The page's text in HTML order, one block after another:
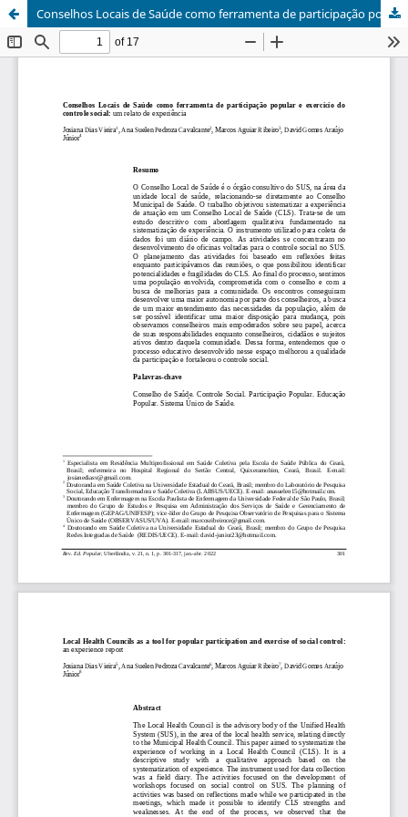
Conselhos Locais de Saúde como ferramenta de participação popular e exercício do controle social